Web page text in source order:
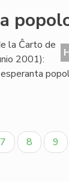
la Ĉarto de
2001):
Paĝo
7 Paĝo
8 9